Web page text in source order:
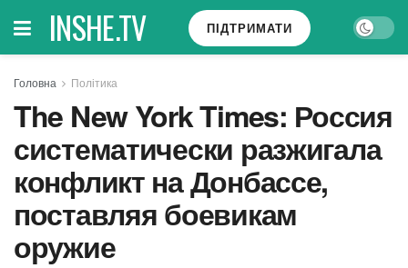
INSHE.TV ПІДТРИМАТИ
Головна Політика
The New York Times: Россия
систематически разжигала
конфликт на Донбассе,
поставляя боевикам
оружие